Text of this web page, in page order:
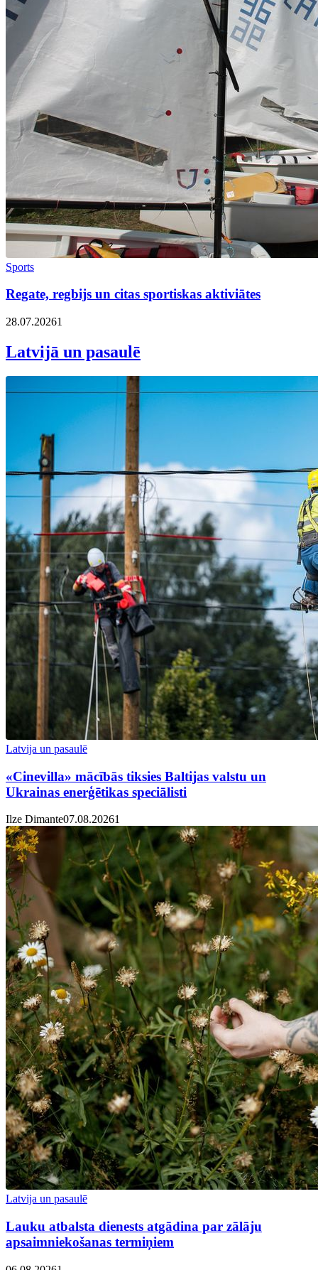
Sports
Regate, regbijs un citas sportiskas aktiviātes
28.07.20261
Latvijā un pasaulē
Latvija un pasaulē
«Cinevilla» mācībās tiksies Baltijas valstu un
Ukrainas enerģētikas speciālisti
Ilze Dimante07.08.20261
Latvija un pasaulē
Lauku atbalsta dienests atgādina par zālāju
apsaimniekošanas termiņiem